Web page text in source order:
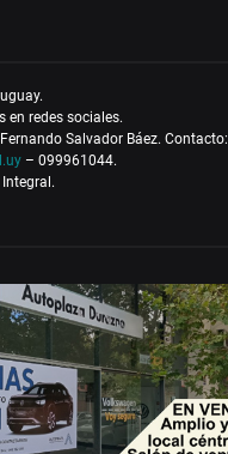
en redes sociales.
Salvador Báez. Contacto:
– 099961044.